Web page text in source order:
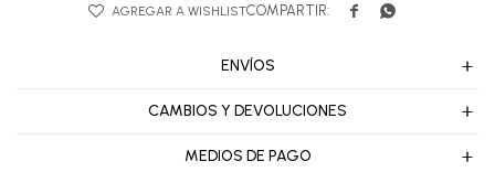
 
ENVÍOS
CAMBIOS Y DEVOLUCIONES
MEDIOS DE PAGO